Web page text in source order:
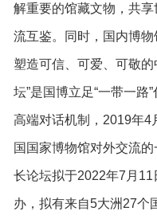
解重要的馆藏文物，共
流互鉴。同时，国内博物
塑造可信、可爱、可敬
坛”是国博立足“一带一路
高端对话机制，2019年4
国国家博物馆对外交流
长论坛拟于2022年7月
办，拟有来自5大洲27个